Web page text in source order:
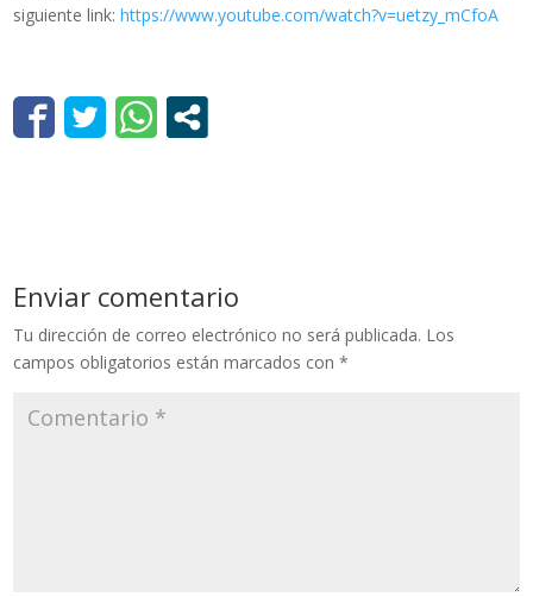
siguiente link:https://www.youtube.com/watch?v=uetzy_mCfoA
Enviar comentario
Tu dirección de correo electrónico no será publicada. Los
campos obligatorios están marcados con*